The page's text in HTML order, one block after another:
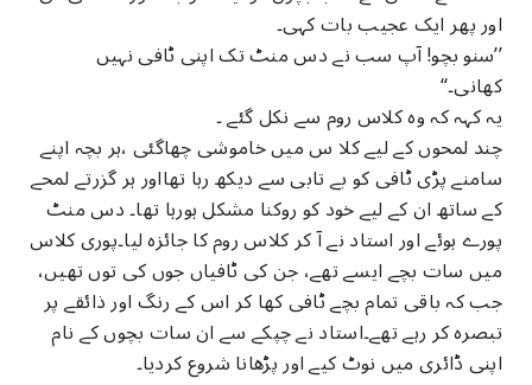
اور پھر ایک عجیب بات کہی۔
’’سنو بچو! آپ سب نے دس منٹ تک اپنی ٹافی نہیں
کھانی۔‘‘
یہ کہہ کہ وہ کلاس روم سے نکل گئے ۔
چند لمحوں کے لیے کلا س میں خاموشی چھاگئی ،ہر بچہ اپنے
سامنے پڑی ٹافی کو بے تابی سے دیکھ رہا تھااور ہر گزرتے لمحے
کے ساتھ ان کے لیے خود کو روکنا مشکل ہورہا تھا۔ دس منٹ
پورے ہوئے اور استاد نے آ کر کلاس روم کا جائزہ لیا۔پوری کلاس
میں سات بچے ایسے تھے، جن کی ٹافیاں جوں کی توں تھیں،
جب کہ باقی تمام بچے ٹافی کھا کر اس کے رنگ اور ذائقے پر
تبصرہ کر رہے تھے۔استاد نے چپکے سے ان سات بچوں کے نام
اپنی ڈائری میں نوٹ کیے اور پڑھانا شروع کردیا۔